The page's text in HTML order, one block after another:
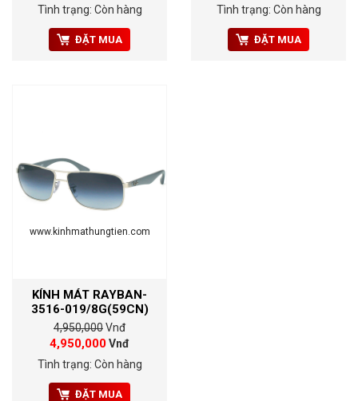
Tình trạng: Còn hàng
ĐẶT MUA
Tình trạng: Còn hàng
ĐẶT MUA
www.kinhmathungtien.com
KÍNH MÁT RAYBAN-
3516-019/8G(59CN)
4,950,000Vnđ
4,950,000Vnđ
Tình trạng: Còn hàng
ĐẶT MUA